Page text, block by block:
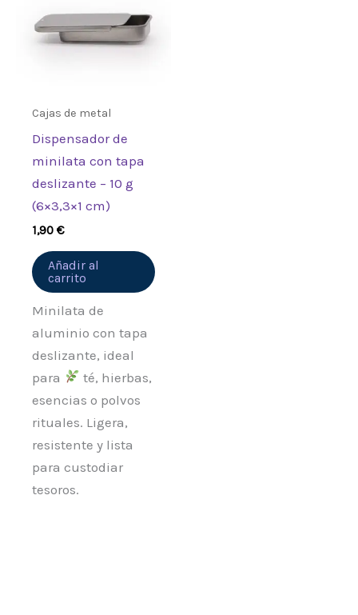
Cajas de metal
Dispensador de
minilata con tapa
deslizante – 10 g
(6×3,3×1 cm)
1,90€
Añadir al
carrito
Minilata de
aluminio con tapa
deslizante, ideal
para
té, hierbas,
esencias o polvos
rituales. Ligera,
resistente y lista
para custodiar
tesoros.